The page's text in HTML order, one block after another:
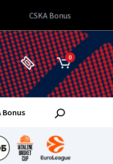
CSKA Bonus
0
Bonus